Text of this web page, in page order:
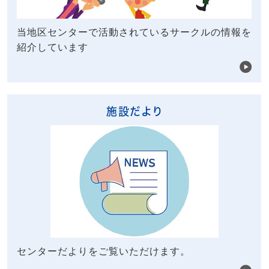
当地区センターで活動されているサークルの情報を
紹介しています
施設だより
センターだよりをご覧いただけます。